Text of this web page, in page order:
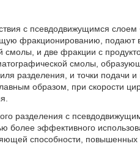
с псевдодвижущимся
фракционированию, подают
смолы, и две фракции с
смолы,
разделения, и точки подачи
образом, при скорости
разделения с
более эффективного
способности, повышенных